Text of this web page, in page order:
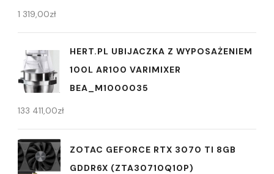
1 319,00zł
HERT.PL UBIJACZKA Z WYPOSAŻENIEM
100L AR100 VARIMIXER
BEA_M1000035
133 411,00zł
ZOTAC GEFORCE RTX 3070 TI 8GB
GDDR6X (ZTA30710Q10P)